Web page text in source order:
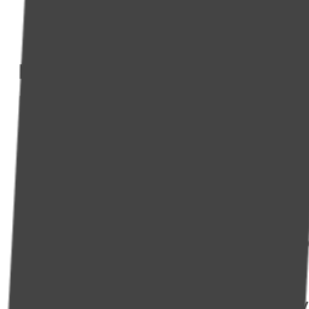
Но недавно у Алеси начались
Когда стал вопрос о сдаче на
уже проработала пять лет, у
ее не отпустили курсы. А
— Сказал, чтобы я еще раз
Пришлось долго упираться,